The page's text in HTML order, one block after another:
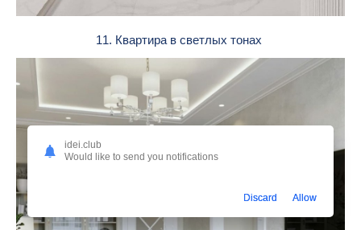
11. Квартира в светлых тонах
idei.club
Would like to send you notifications
Discard Allow